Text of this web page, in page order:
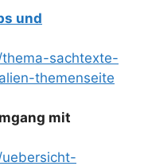
und
sachtexte-
themenseite
mit